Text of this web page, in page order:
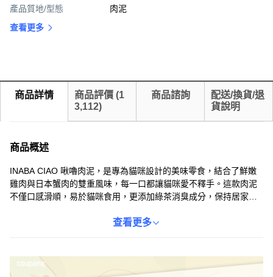
產品質地/型態
肉泥
查看更多
商品詳情 商品評價 (1
3,112)
商品諮詢
配送/換貨/退
貨說明
商品概述
INABA CIAO 啾嚕肉泥，是專為貓咪設計的美味零食，結合了鮮嫩
雞肉與日本蟹肉的雙重風味，每一口都讓貓咪愛不釋手。這款肉泥
不僅口感滑順，易於貓咪食用，更添加綠茶消臭成分，保持居家環
的最佳選擇。無論是訓練獎勵、日常點心，或是增加貓咪食慾，
查看更多